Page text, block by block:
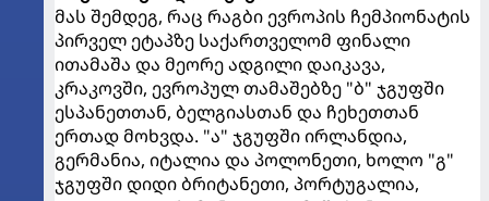
მას შემდეგ, რაც რაგბი ევროპის ჩემპიონატის
პირველ ეტაპზე საქართველომ ფინალი
ითამაშა და მეორე ადგილი დაიკავა,
კრაკოვში, ევროპულ თამაშებზე "ბ" ჯგუფში
ესპანეთთან, ბელგიასთან და ჩეხეთთან
ერთად მოხვდა. "ა" ჯგუფში ირლანდია,
გერმანია, იტალია და პოლონეთი, ხოლო "გ"
ჯგუფში დიდი ბრიტანეთი, პორტუგალია,